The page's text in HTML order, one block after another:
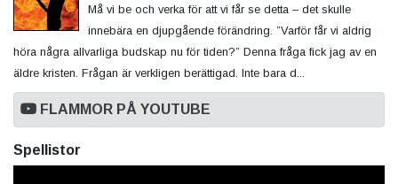
Må vi be och verka för att vi får se detta – det skulle
innebära en djupgående förändring. ”Varför får vi aldrig
höra några allvarliga budskap nu för tiden?” Denna fråga fick jag av en
äldre kristen. Frågan är verkligen berättigad. Inte bara d...
FLAMMOR PÅ YOUTUBE
Spellistor